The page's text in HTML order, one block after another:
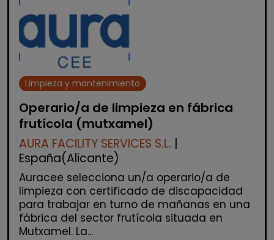
Limpieza y mantenimiento
Operario/a de limpieza en fábrica
frutícola (mutxamel)
AURA FACILITY SERVICES S.L.
España(Alicante)
Auracee selecciona un/a operario/a de
limpieza con certificado de discapacidad
para trabajar en turno de mañanas en una
fábrica del sector frutícola situada en
Mutxamel. La...